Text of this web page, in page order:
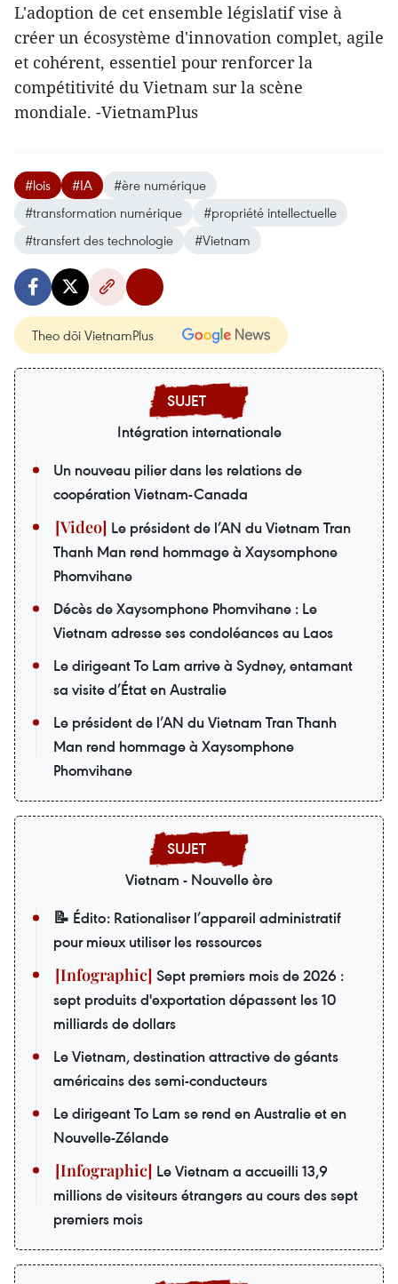
L'adoption de cet ensemble législatif vise à
créer un écosystème d'innovation complet, agile
et cohérent, essentiel pour renforcer la
compétitivité du Vietnam sur la scène
mondiale. -VietnamPlus
#lois #IA
#ère numérique
#transformation numérique
#propriété intellectuelle
#transfert des technologie
#Vietnam
Theo dõi VietnamPlus
Intégration internationale
Un nouveau pilier dans les relations de
coopération Vietnam-Canada
Le président de l’AN du Vietnam Tran
Thanh Man rend hommage à Xaysomphone
Phomvihane
Décès de Xaysomphone Phomvihane : Le
Vietnam adresse ses condoléances au Laos
Le dirigeant To Lam arrive à Sydney, entamant
sa visite d’État en Australie
Le président de l’AN du Vietnam Tran Thanh
Man rend hommage à Xaysomphone
Phomvihane
Vietnam - Nouvelle ère
📝 Édito: Rationaliser l’appareil administratif
pour mieux utiliser les ressources
Sept premiers mois de 2026 :
sept produits d'exportation dépassent les 10
milliards de dollars
Le Vietnam, destination attractive de géants
américains des semi-conducteurs
Le dirigeant To Lam se rend en Australie et en
Nouvelle-Zélande
Le Vietnam a accueilli 13,9
millions de visiteurs étrangers au cours des sept
premiers mois